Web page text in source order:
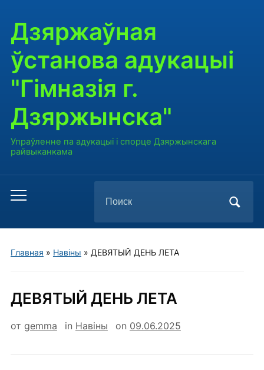
Дзяржаўная
ўстанова адукацыі
"Гімназія г.
Дзяржынска"
Упраўленне па адукацыі і спорце Дзяржынскага
райвыканкама
Переключить
меню
по:
Главная » Навiны » ДЕВЯТЫЙ ДЕНЬ ЛЕТА
ДЕВЯТЫЙ ДЕНЬ ЛЕТА
от gemma in Навiны on 09.06.2025